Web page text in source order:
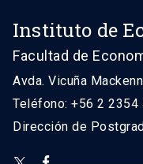
Instituto de
Facultad de
Avda. Vicuña
Teléfono: +56 2 2354
Dirección de